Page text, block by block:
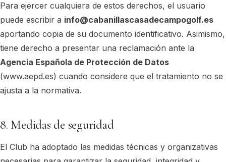
Para ejercer cualquiera de estos derechos, el usuario
puede escribir a info@cabanillascasadecampogolf.es
aportando copia de su documento identificativo. Asimismo,
tiene derecho a presentar una reclamación ante la
Agencia Española de Protección de Datos
(www.aepd.es) cuando considere que el tratamiento no se
ajusta a la normativa.
8. Medidas de seguridad
El Club ha adoptado las medidas técnicas y organizativas